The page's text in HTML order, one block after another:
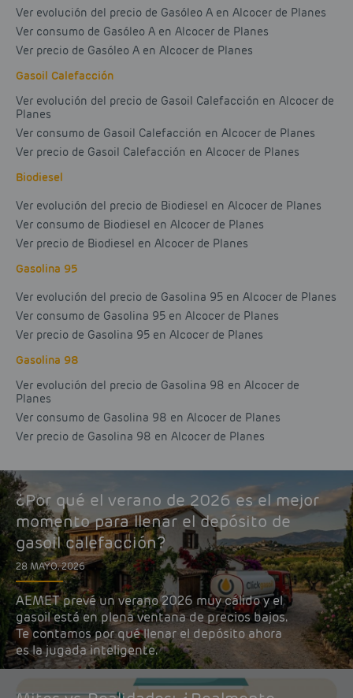
Ver evolución del precio de Gasóleo A en Alcocer de Planes
Ver consumo de Gasóleo A en Alcocer de Planes
Ver precio de Gasóleo A en Alcocer de Planes
Gasoil Calefacción
Ver evolución del precio de Gasoil Calefacción en Alcocer de
Planes
Ver consumo de Gasoil Calefacción en Alcocer de Planes
Ver precio de Gasoil Calefacción en Alcocer de Planes
Biodiesel
Ver evolución del precio de Biodiesel en Alcocer de Planes
Ver consumo de Biodiesel en Alcocer de Planes
Ver precio de Biodiesel en Alcocer de Planes
Gasolina 95
Ver evolución del precio de Gasolina 95 en Alcocer de Planes
Ver consumo de Gasolina 95 en Alcocer de Planes
Ver precio de Gasolina 95 en Alcocer de Planes
Gasolina 98
Ver evolución del precio de Gasolina 98 en Alcocer de
Planes
Ver consumo de Gasolina 98 en Alcocer de Planes
Ver precio de Gasolina 98 en Alcocer de Planes
¿Por qué el verano de 2026 es el mejor
momento para llenar el depósito de
gasoil calefacción?
28 MAYO, 2026
AEMET prevé un verano 2026 muy cálido y el
gasoil está en plena ventana de precios bajos.
Te contamos por qué llenar el depósito ahora
es la jugada inteligente.